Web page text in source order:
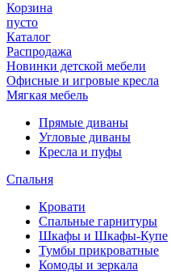
Корзина
пусто
Каталог
Распродажа
Новинки детской мебели
Офисные и игровые кресла
Мягкая мебель
Прямые диваны
Угловые диваны
Кресла и пуфы
Спальня
Кровати
Спальные гарнитуры
Шкафы и Шкафы-Купе
Тумбы прикроватные
Комоды и зеркала